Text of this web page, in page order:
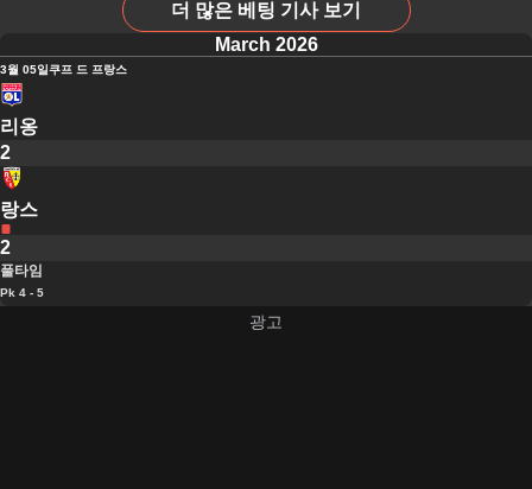
더 많은 베팅 기사 보기
March 2026
3월 05일쿠프 드 프랑스
리옹
2
랑스
2
풀타임
Pk 4 - 5